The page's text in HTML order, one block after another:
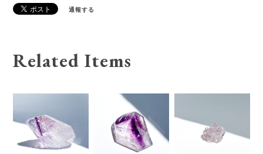
通報する
Related Items